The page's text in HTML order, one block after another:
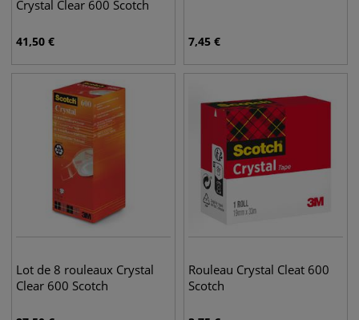
Crystal Clear 600 Scotch
41,50 € 7,45 €
Lot de 8 rouleaux Crystal
Clear 600 Scotch
Rouleau Crystal Cleat 600
Scotch